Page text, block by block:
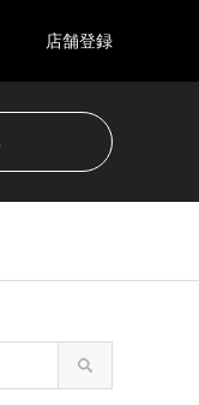
店舗登録